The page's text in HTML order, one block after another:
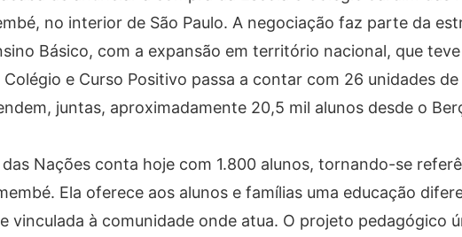
no interior de São Paulo. A negociação faz parte da
Básico, com a expansão em território nacional, que
e Curso Positivo passa a contar com 26 unidades
juntas, aproximadamente 20,5 mil alunos desde o
Nações conta hoje com 1.800 alunos, tornando-se
Ela oferece aos alunos e famílias uma educação
vinculada à comunidade onde atua. O projeto pedagógico